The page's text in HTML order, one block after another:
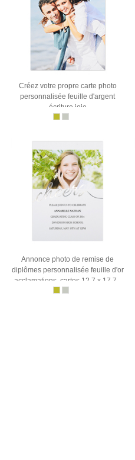
Créez votre propre carte photo
personnalisée feuille d'argent
écriture joie
Annonce photo de remise de
diplômes personnalisée feuille d'or
acclamations, cartes 12,7 x 17,78
cm